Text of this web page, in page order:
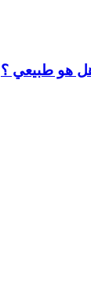
هل هو طبيعي ؟